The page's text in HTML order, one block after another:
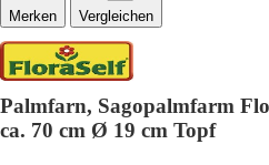
Vergleichen
Palmfarn, Sagopalmfarm
ca. 70 cm Ø 19 cm Topf